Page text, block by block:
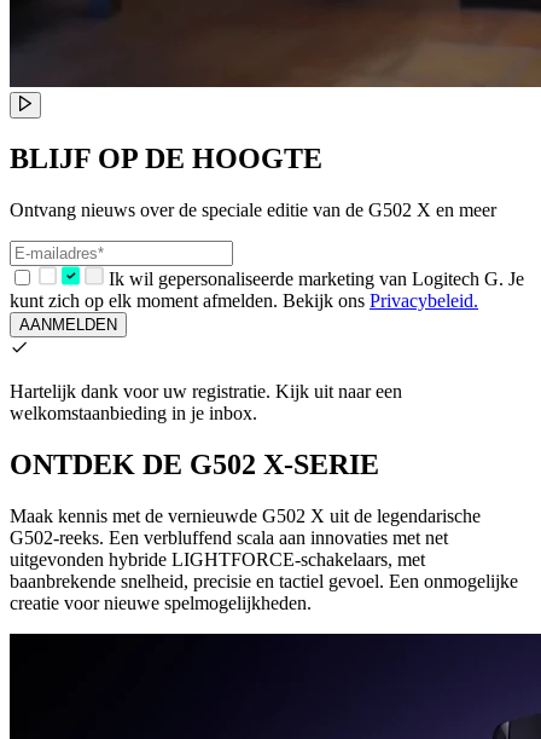
BLIJF OP DE HOOGTE
Ontvang nieuws over de speciale editie van de G502 X en meer
Ik wil gepersonaliseerde marketing van Logitech G. Je
kunt zich op elk moment afmelden. Bekijk ons Privacybeleid.
AANMELDEN
Hartelijk dank voor uw registratie. Kijk uit naar een
welkomstaanbieding in je inbox.
ONTDEK DE G502 X-SERIE
Maak kennis met de vernieuwde G502 X uit de legendarische
G502-reeks. Een verbluffend scala aan innovaties met net
uitgevonden hybride LIGHTFORCE-schakelaars, met
baanbrekende snelheid, precisie en tactiel gevoel. Een onmogelijke
creatie voor nieuwe spelmogelijkheden.